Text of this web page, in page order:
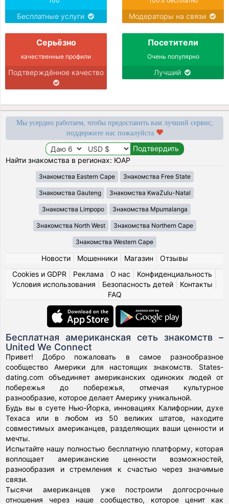
Бесплатные услуги Модераторы на связи
Серьёзно
качественные профили
Подтверждённое качество
Посетители
Очень популярно
Лучший
Мы усердно работаем, чтобы предоставить вам лучший сервис,
поддержите нас пожалуйста
Найти знакомства в регионах: ЮАР
Знакомства Eastern Cape Знакомства Free State
Знакомства Gauteng Знакомства KwaZulu-Natal
Знакомства Limpopo Знакомства Mpumalanga
Знакомства North West Знакомства Northern Cape
Знакомства Western Cape
Новости| Мошенники| Магазин
Отзывы
Cookies и GDPR
Реклама О нас Конфиденциальность
Условия использования
Безопасность детей| Контакты
FAQ
Бесплатная американская сеть знакомств –
United We Connect
Привет! Добро пожаловать в самое разнообразное
сообщество Америки для настоящих знакомств. States-
dating.com объединяет американских одиноких людей от
побережья до побережья, отмечая культурное
разнообразие, которое делает Америку уникальной.
Будь вы в суете Нью-Йорка, инновациях Калифорнии, духе
Техаса или в любом из 50 великих штатов, находите
совместимых американцев, разделяющих ваши ценности и
мечты.
Испытайте нашу полностью бесплатную платформу, которая
воплощает американские ценности возможностей,
разнообразия и стремления к счастью через значимые
связи.
Тысячи американцев уже построили долгосрочные
отношения через наше сообщество, которое ценит как